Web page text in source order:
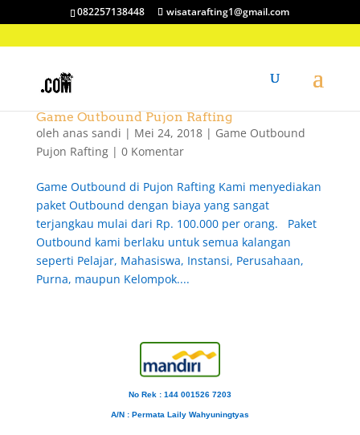
082257138448 wisatarafting1@gmail.com
Game Outbound Pujon Rafting
oleh anas sandi | Mei 24, 2018| Game Outbound
Pujon Rafting| 0 Komentar
Game Outbound di Pujon Rafting Kami menyediakan
paket Outbound dengan biaya yang sangat
terjangkau mulai dari Rp. 100.000 per orang. Paket
Outbound kami berlaku untuk semua kalangan
seperti Pelajar, Mahasiswa, Instansi, Perusahaan,
Purna, maupun Kelompok....
No Rek : 144 001526 7203
A/N : Permata Laily Wahyuningtyas